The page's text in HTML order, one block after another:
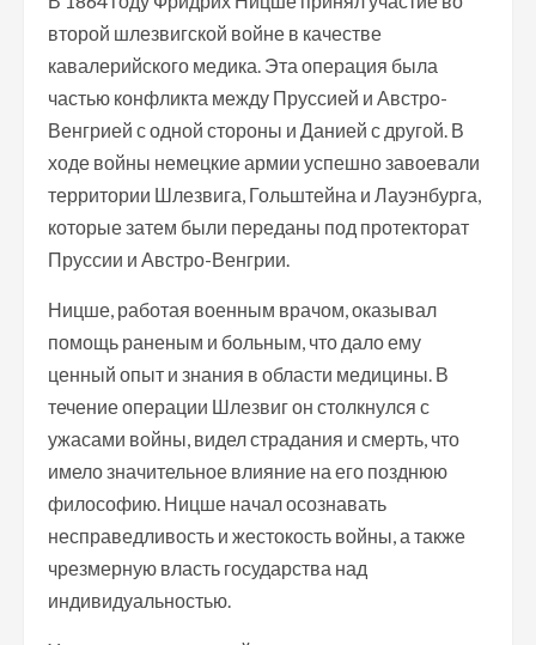
второй шлезвигской войне в качестве
кавалерийского медика. Эта операция была
частью конфликта между Пруссией и Австро-
Венгрией с одной стороны и Данией с другой. В
ходе войны немецкие армии успешно завоевали
территории Шлезвига, Гольштейна и Лауэнбурга,
которые затем были переданы под протекторат
Пруссии и Австро-Венгрии.
Ницше, работая военным врачом, оказывал
помощь раненым и больным, что дало ему
ценный опыт и знания в области медицины. В
течение операции Шлезвиг он столкнулся с
ужасами войны, видел страдания и смерть, что
имело значительное влияние на его позднюю
философию. Ницше начал осознавать
несправедливость и жестокость войны, а также
чрезмерную власть государства над
индивидуальностью.